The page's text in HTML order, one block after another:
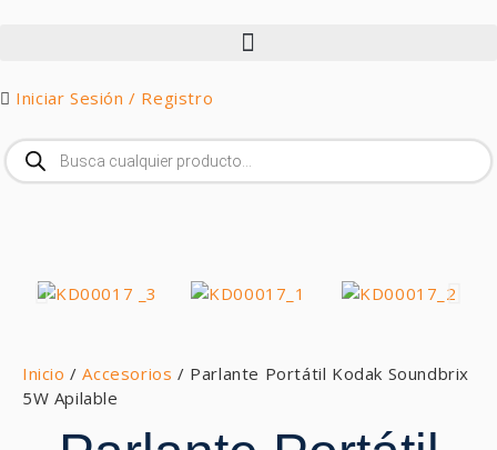
Iniciar Sesión / Registro
Inicio /Accesorios / Parlante Portátil Kodak Soundbrix
5W Apilable